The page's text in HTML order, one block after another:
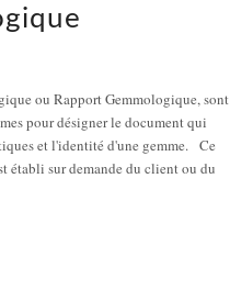
ou Rapport Gemmologique, sont
pour désigner le document qui
et l'identité d'une gemme. Ce
établi sur demande du client ou du